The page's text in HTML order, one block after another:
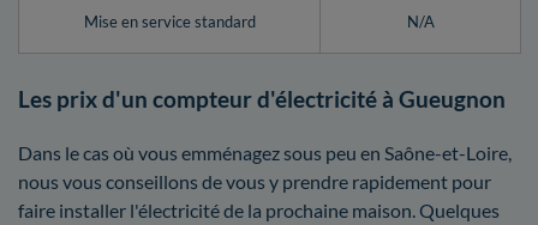
Mise en service standard N/A
Les prix d'un compteur d'électricité à Gueugnon
Dans le cas où vous emménagez sous peu en Saône-et-Loire,
nous vous conseillons de vous y prendre rapidement pour
faire installer l'électricité de la prochaine maison. Quelques